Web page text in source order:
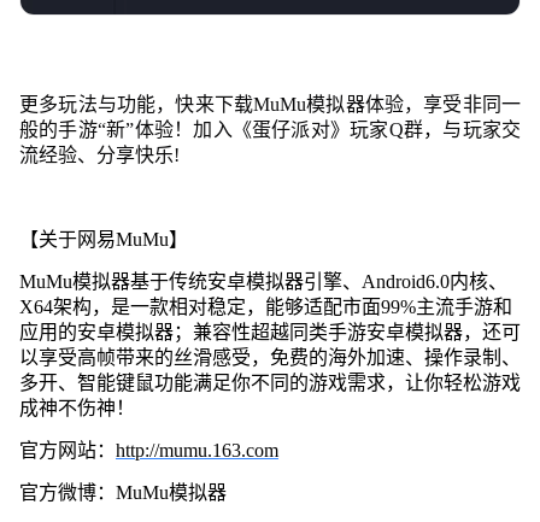
更多玩法与功能，快来下载MuMu模拟器体验，享受非同一
般的手游“新”体验！加入《蛋仔派对》玩家Q群，与玩家交
流经验、分享快乐!
【关于网易MuMu】
MuMu模拟器基于传统安卓模拟器引擎、Android6.0内核、
X64架构，是一款相对稳定，能够适配市面99%主流手游和
应用的安卓模拟器；兼容性超越同类手游安卓模拟器，还可
以享受高帧带来的丝滑感受，免费的海外加速、操作录制、
多开、智能键鼠功能满足你不同的游戏需求，让你轻松游戏
成神不伤神！
官方网站： http://mumu.163.com
官方微博：MuMu模拟器